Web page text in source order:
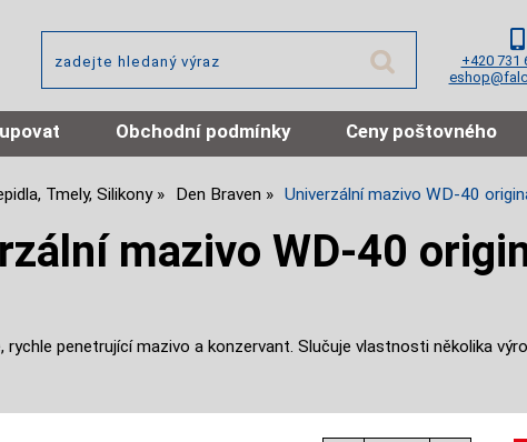
+420 731
Obchodní podmínky Ceny poštovného
Tmely, Silikony Den Braven Univerzální mazivo WD-40
mazivo WD-40
rychle penetrující mazivo a konzervant. Slučuje vlastnosti několika